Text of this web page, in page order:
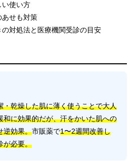
い使い方
あせも対策
対処法と医療機関受診の目安
・乾燥した肌に薄く使うことで大人
和に効果的だが、汗をかいた肌への
逆効果。市販薬で1〜2週間改善し
が必要。